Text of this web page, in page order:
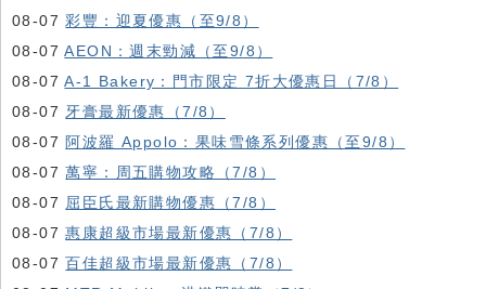
08-07彩豐：迎夏優惠（至9/8）
08-07AEON：週末勁減（至9/8）
08-07A-1 Bakery：門市限定 7折大優惠日（7/8）
08-07 牙膏最新優惠（7/8）
08-07 阿波羅 Appolo：果味雪條系列優惠（至9/8）
08-07萬寧：周五購物攻略（7/8）
08-07 屈臣氏最新購物優惠（7/8）
08-07惠康超級市場最新優惠（7/8）
08-07百佳超級市場最新優惠（7/8）